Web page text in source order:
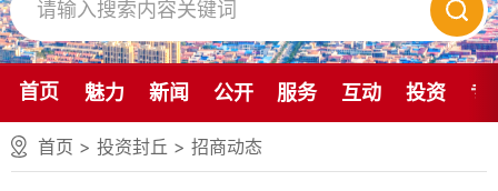
首页 魅力 新闻 公开 服务 互动 投资 专
首页 > 投资封丘 > 招商动态